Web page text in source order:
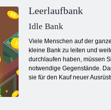
Emilys New
Beginning
Leerlaufbank
Idle Bank
Viele Menschen auf der
kleine Bank zu leiten und
durchlaufen haben, müssen
notwendige Gegenstände.
sie für den Kauf neuer